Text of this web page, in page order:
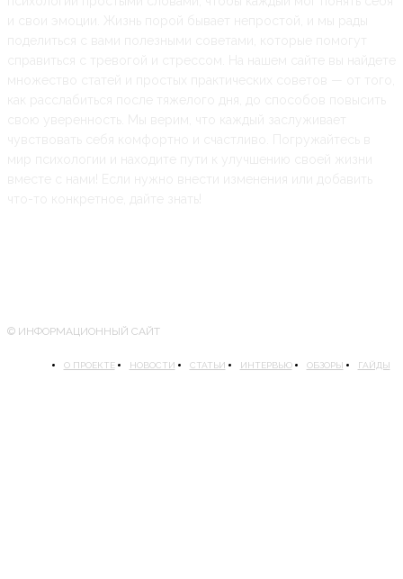
© ИНФОРМАЦИОННЫЙ САЙТ
О ПРОЕКТЕ НОВОСТИ СТАТЬИ ИНТЕРВЬЮ ОБЗОРЫ ГАЙДЫ